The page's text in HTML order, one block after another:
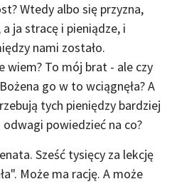
Wtedy albo się przyzna,
ja stracę i pieniądze, i
nami zostało.
wiem? To mój brat - ale czy
go w to wciągnęła? A
tych pieniędzy bardziej
powiedzieć na co?
Sześć tysięcy za lekcję
Może ma rację. A może